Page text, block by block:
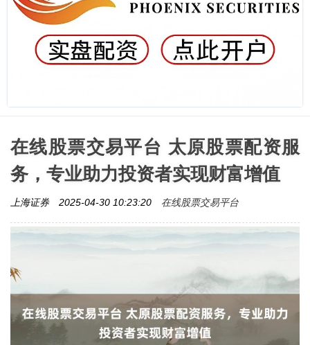
在线股票交易平台 太原股票配资服
务，专业助力投资者实现财富增值
上海证券 2025-04-30 10:23:20 在线股票交易平台